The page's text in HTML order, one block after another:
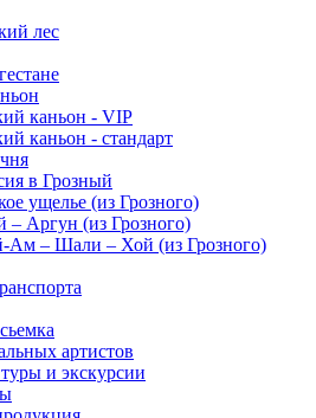
лес
каньон - VIP
каньон - стандарт
в Грозный
ущелье (из Грозного)
– Аргун (из Грозного)
Ам – Шали – Хой (из Грозного)
артистов
и экскурсии